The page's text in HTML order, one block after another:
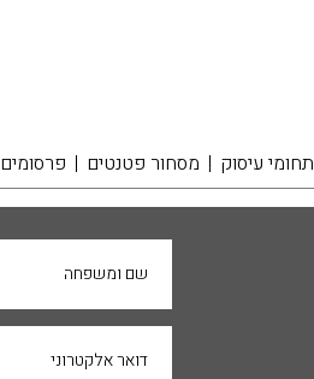
תחומי עיסוק מסחור פטנטים פרסומים
שם ומשפחה
דואר אלקטרוני